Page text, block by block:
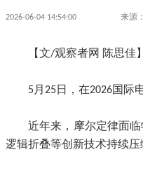
2026-06-04 14:54:00 来源
【文/观察者网 陈思佳】
5月25日，在2026国际
近年来，摩尔定律面
逻辑折叠等创新技术持续